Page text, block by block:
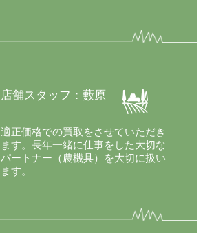
店舗スタッフ：藪原
適正価格での買取をさせていただき
ます。長年一緒に仕事をした大切な
パートナー（農機具）を大切に扱い
ます。